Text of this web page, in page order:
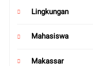
Lingkungan
Mahasiswa
Makassar